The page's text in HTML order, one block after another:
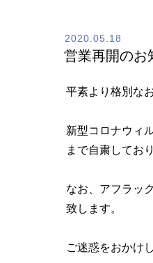
2020.05.18
営業再開のお
平素より格別な
新型コロナウィ
まで自粛してお
なお、アフラッ
致します。
ご迷惑をおかけ